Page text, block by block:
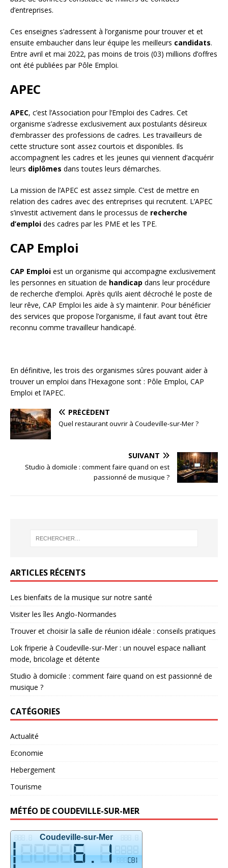
d’entreprises.
Ces enseignes s’adressent à l’organisme pour trouver et et
ensuite embaucher dans leur équipe les meilleurs candidats.
Entre avril et mai 2022, pas moins de trois (03) millions d’offres
ont été publiées par Pôle Emploi.
APEC
APEC, c’est l’Association pour l’Emploi des Cadres. Cet
organisme s’adresse exclusivement aux postulants désireux
d’embrasser des professions de cadres. Les travailleurs de
cette structure sont assez courtois et disponibles. Ils
accompagnent les cadres et les jeunes qui viennent d’acquérir
leurs diplômes dans toutes leurs démarches.
La mission de l’APEC est assez simple. C’est de mettre en
relation des cadres avec des entreprises qui recrutent. L’APEC
s’investit activement dans le processus de recherche
d’emploi des cadres par les PME et les TPE.
CAP Emploi
CAP Emploi est un organisme qui accompagne exclusivement
les personnes en situation de handicap dans leur procédure
de recherche d’emploi. Après qu’ils aient décroché le poste de
leur rêve, CAP Emploi les aide à s’y maintenir. Pour bénéficier
des services que propose l’organisme, il faut avant tout être
reconnu comme travailleur handicapé.
En définitive, les trois des organismes sûres pouvant aider à
trouver un emploi dans l’Hexagone sont : Pôle Emploi, CAP
Emploi et l’APEC.
PRÉCÉDENT
Quel restaurant ouvrir à Coudeville-sur-Mer ?
SUIVANT
Studio à domicile : comment faire quand on est
passionné de musique ?
ARTICLES RÉCENTS
Les bienfaits de la musique sur notre santé
Visiter les îles Anglo-Normandes
Trouver et choisir la salle de réunion idéale : conseils pratiques
Lok friperie à Coudeville-sur-Mer : un nouvel espace nalliant
mode, bricolage et détente
Studio à domicile : comment faire quand on est passionné de
musique ?
CATÉGORIES
Actualité
Economie
Hebergement
Tourisme
MÉTÉO DE COUDEVILLE-SUR-MER